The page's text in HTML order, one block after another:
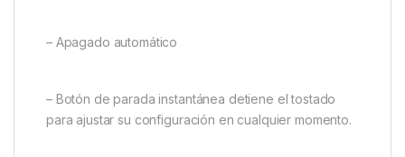
– Apagado automático
– Botón de parada instantánea detiene el tostado
para ajustar su configuración en cualquier momento.